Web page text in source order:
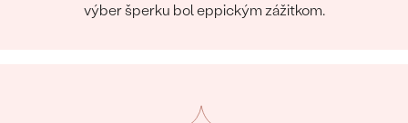
výber šperku bol eppickým zážitkom.